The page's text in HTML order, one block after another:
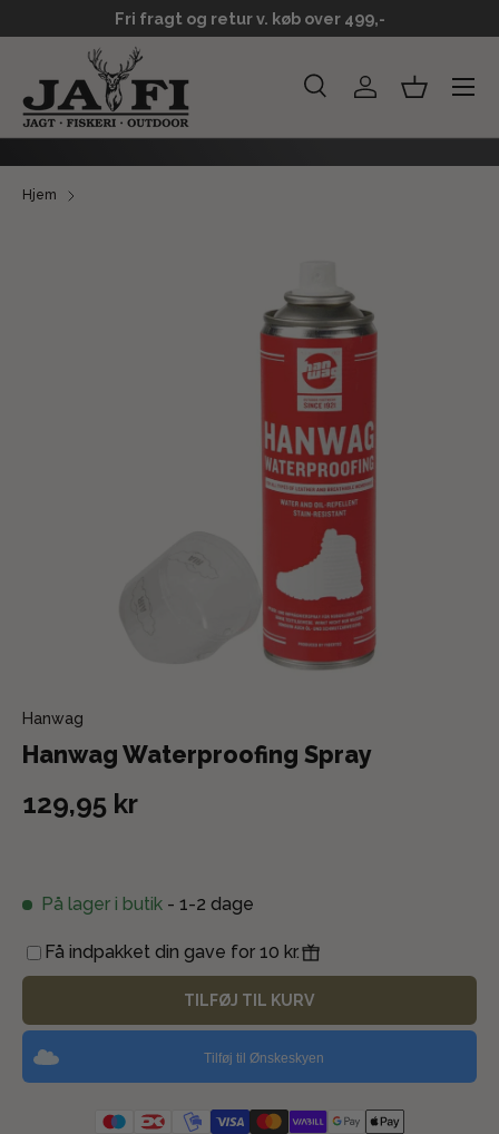
GÅ TIL INDHOLD
Fri fragt og retur v. køb over 499,-
Søg Log indKurv
Menu
Hjem
Hanwag
Hanwag Waterproofing Spray
129,95 kr
På lager i butik - 1-2 dage
Få indpakket din gave for 10 kr.
TILFØJ TIL KURV
Tilføj til Ønskeskyen